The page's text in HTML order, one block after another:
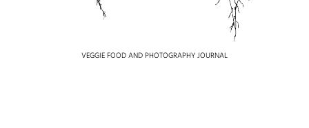
VEGGIE FOOD AND PHOTOGRAPHY JOURNAL